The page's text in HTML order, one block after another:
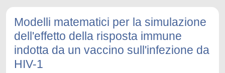
Modelli matematici per la simulazione
dell'effetto della risposta immune
indotta da un vaccino sull'infezione da
HIV-1